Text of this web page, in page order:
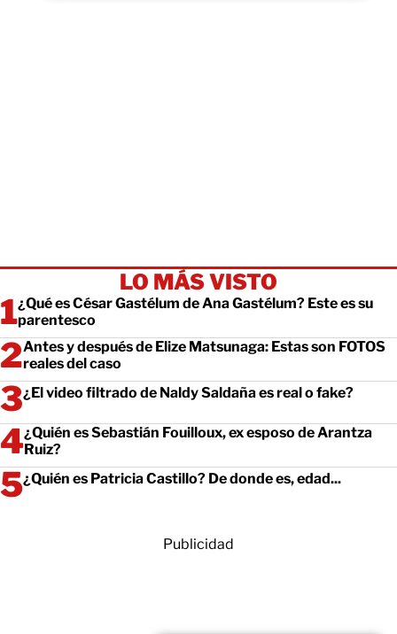
LO MÁS VISTO
¿Qué es César Gastélum de Ana Gastélum? Este es su
parentesco
Antes y después de Elize Matsunaga: Estas son FOTOS
reales del caso
¿El video filtrado de Naldy Saldaña es real o fake?
¿Quién es Sebastián Fouilloux, ex esposo de Arantza
Ruiz?
¿Quién es Patricia Castillo? De donde es, edad...
Publicidad